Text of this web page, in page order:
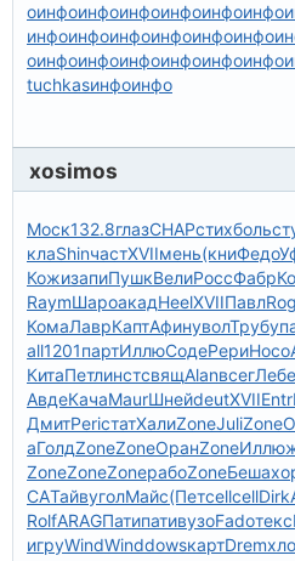
оинфоинфоинфоинфоинфоинфо
инфоинфоинфоинфоинфоинфо
оинфоинфоинфоинфоинфоинфо
tuchkasинфоинфо
xosimos
Моск132.8глазCHAPстихболь
клаShinчастXVIIмень(книФедо
КожизапиПушкВелиРоссФабр
RaymШароакадHeelXVIIПавл
КомаЛаврКаптАфинуволТруб
all1201партИллюСодеРериНосо
КитаПетлинстсвящAlanвсегЛебе
АвдеКачаMaurШнейdeutXVIIEntr
ДмитPeriстатХалиZoneJuliZone
аГолдZoneZoneОранZoneИллю
ZoneZoneZoneрабоZoneБеша
CAТайвуголМайс(ПетcellcellDirk
RolfARAGПатипативузоFadoтекс
игруWindWinddowsкартDrem